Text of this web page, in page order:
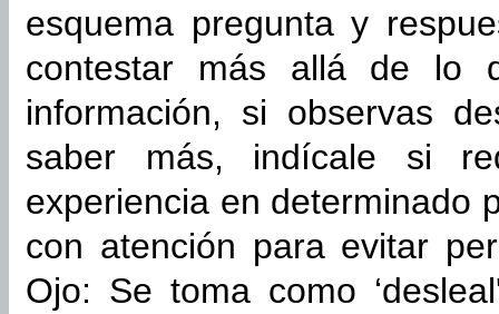
esquema pregunta y
contestar más allá de lo
información, si observas
saber más, indícale si
experiencia en determinado
con atención para evitar
Ojo: Se toma como